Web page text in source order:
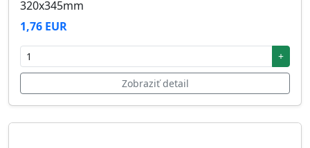
320x345mm
1,76 EUR
+
Zobraziť detail